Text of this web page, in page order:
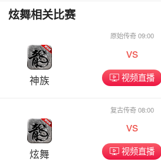
炫舞相关比赛
神族
原始传奇 09:00
vs
视频直播
炫舞
复古传奇 08:00
vs
视频直播